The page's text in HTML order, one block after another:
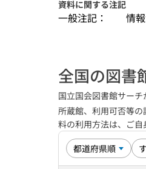
資料に関する注記
一般注記： 情
全国の図書
国立国会図書館サーチ
所蔵館、利用可否等
料の利用方法は、ご